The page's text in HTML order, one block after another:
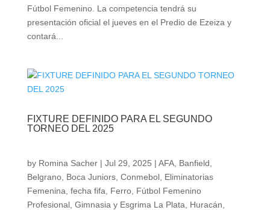
Fútbol Femenino. La competencia tendrá su
presentación oficial el jueves en el Predio de Ezeiza y
contará...
FIXTURE DEFINIDO PARA EL SEGUNDO
TORNEO DEL 2025
by Romina Sacher| Jul 29, 2025 | AFA, Banfield
Belgrano, Boca Juniors, Conmebol, Eliminatorias
Femenina fecha fifa Ferro, Fútbol Femenino
Profesional, Gimnasia y Esgrima La Plata Huracán